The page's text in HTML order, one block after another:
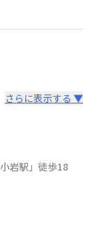
さらに表示する ▼
岩駅 」 徒歩18